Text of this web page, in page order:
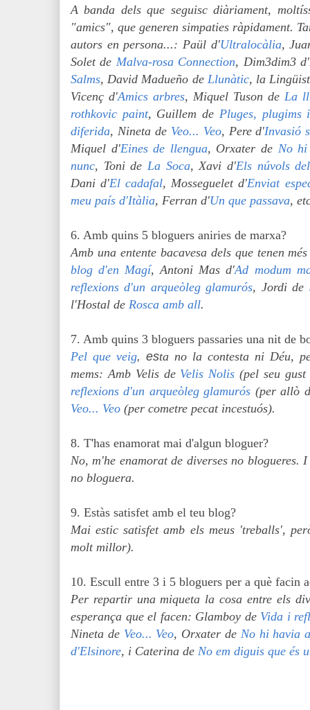
A banda dels que seguisc diàriament,
"amics", que generen simpaties ràpidament.
autors en persona...: Paül d'Ultralocàlia,
Solet de Malva-rosa Connection, Dim3dim3 d'
Salms, David Madueño de Llunàtic, la
Vicenç d'Amics arbres, Miquel Tuson de La
rothkovic paint, Guillem de Pluges, plugims
diferida, Nineta de Veo... Veo, Pere d'Invasió
Miquel d'Eines de llengua, Orxater de No hi
nunc, Toni de La Soca, Xavi d'Els núvols
Dani d'El cadafal, Mosseguelet d'Enviat
meu país d'Itàlia, Ferran d'Un que passava,
6. Amb quins 5 bloguers aniries de marxa?
Amb una entente bacavesa dels que tenen
blog d'en Magí, Antoni Mas d'Ad modum
reflexions d'un arqueòleg glamurós, Jordi de
l'Hostal de Rosca amb all.
7. Amb quins 3 bloguers passaries una nit de
Pel que veig, esta no la contesta ni Déu,
mems: Amb Velis de Velis Nolis (pel seu
reflexions d'un arqueòleg glamurós (per allò
Veo... Veo (per cometre pecat incestuós).
8. T'has enamorat mai d'algun bloguer?
No, m'he enamorat de diverses no blogueres.
no bloguera.
9. Estàs satisfet amb el teu blog?
Mai estic satisfet amb els meus 'treballs',
molt millor).
10. Escull entre 3 i 5 bloguers per a què facin
Per repartir una miqueta la cosa entre els
esperança que el facen: Glamboy de Vida i
Nineta de Veo... Veo, Orxater de No hi havia
d'Elsinore, i Caterina de No em diguis que és